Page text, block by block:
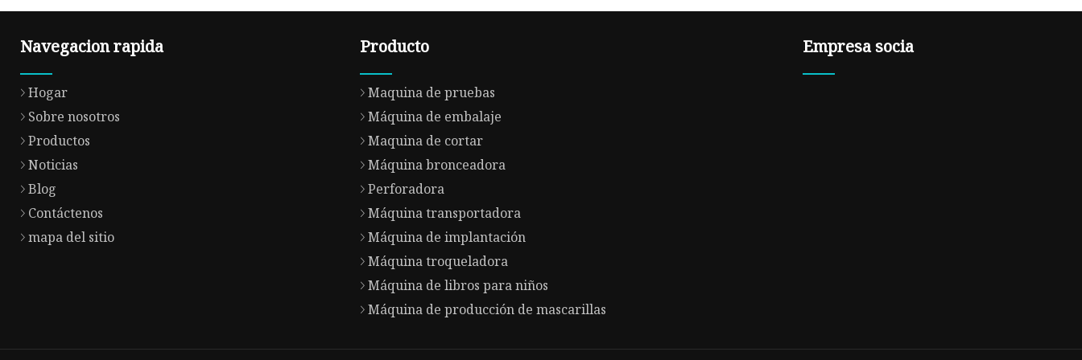
Navegacion rapida
Hogar
Sobre nosotros
Productos
Noticias
Blog
Contáctenos
mapa del sitio
Producto
Maquina de pruebas
Máquina de embalaje
Maquina de cortar
Máquina bronceadora
Perforadora
Máquina transportadora
Máquina de implantación
Máquina troqueladora
Máquina de libros para niños
Máquina de producción de mascarillas
Empresa socia